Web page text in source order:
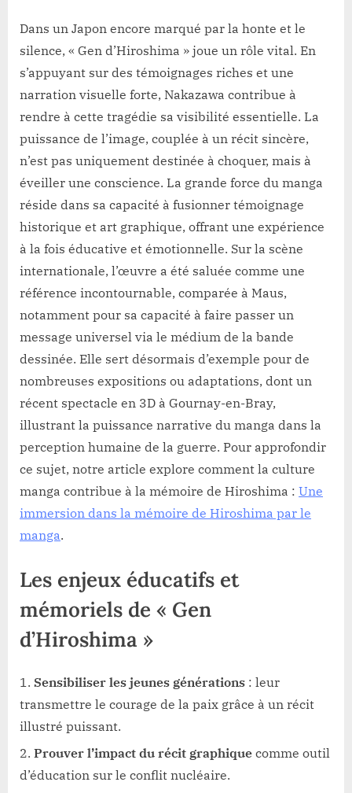
Dans un Japon encore marqué par la honte et le
silence, « Gen d’Hiroshima » joue un rôle vital. En
s’appuyant sur des témoignages riches et une
narration visuelle forte, Nakazawa contribue à
rendre à cette tragédie sa visibilité essentielle. La
puissance de l’image, couplée à un récit sincère,
n’est pas uniquement destinée à choquer, mais à
éveiller une conscience. La grande force du manga
réside dans sa capacité à fusionner témoignage
historique et art graphique, offrant une expérience
à la fois éducative et émotionnelle. Sur la scène
internationale, l’œuvre a été saluée comme une
référence incontournable, comparée à Maus,
notamment pour sa capacité à faire passer un
message universel via le médium de la bande
dessinée. Elle sert désormais d’exemple pour de
nombreuses expositions ou adaptations, dont un
récent spectacle en 3D à Gournay-en-Bray,
illustrant la puissance narrative du manga dans la
perception humaine de la guerre. Pour approfondir
ce sujet, notre article explore comment la culture
manga contribue à la mémoire de Hiroshima : Une
immersion dans la mémoire de Hiroshima par le
manga.
Les enjeux éducatifs et
mémoriels de « Gen
d’Hiroshima »
Sensibiliser les jeunes générations : leur
transmettre le courage de la paix grâce à un récit
illustré puissant.
Prouver l’impact du récit graphique comme outil
d’éducation sur le conflit nucléaire.